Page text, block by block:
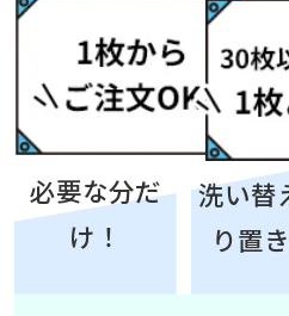
必要な分だ
け！
洗い替
り置